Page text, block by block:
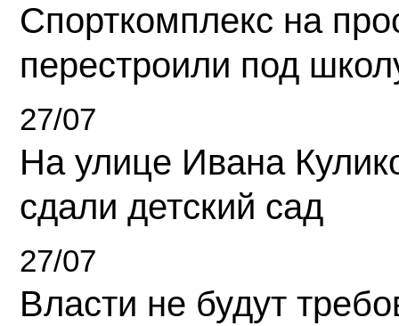
Спорткомплекс на
перестроили под
27/07
На улице Ивана
сдали детский сад
27/07
Власти не будут